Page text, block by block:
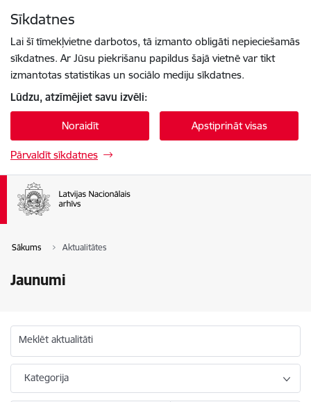
Sīkdatnes
Lai šī tīmekļvietne darbotos, tā izmanto obligāti nepieciešamās
sīkdatnes. Ar Jūsu piekrišanu papildus šajā vietnē var tikt
izmantotas statistikas un sociālo mediju sīkdatnes.
Lūdzu, atzīmējiet savu izvēli:
Noraidīt Apstiprināt visas
Pārvaldīt sīkdatnes
Sākums Aktualitātes
Jaunumi
Meklēt aktualitāti
Kategorija